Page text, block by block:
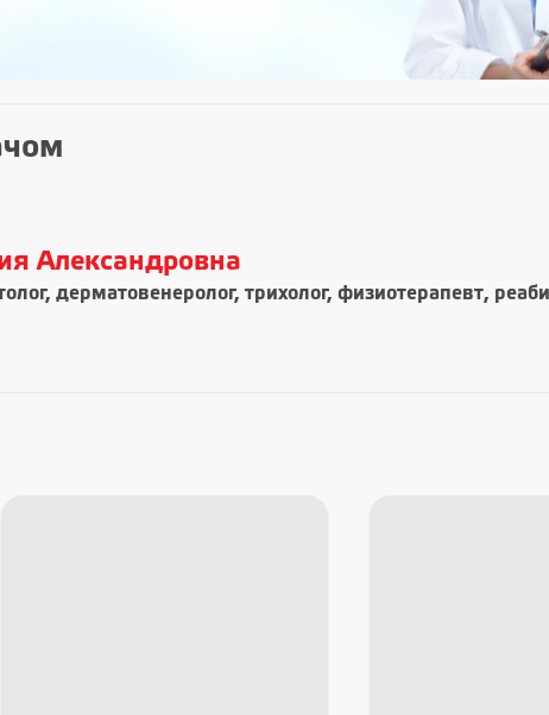
Александровна
дерматовенеролог, трихолог, физиотерапевт,